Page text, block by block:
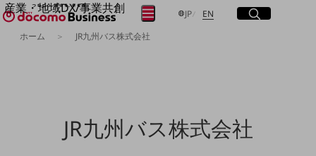
産業・地域DX/事業共創
OPEN HUB for Plural Futures
Smart World
JP日本語
EN Englishサイト内検索
開く
メニュー
開く
ホーム JR九州バス株式会社
JR九州バス株式会社